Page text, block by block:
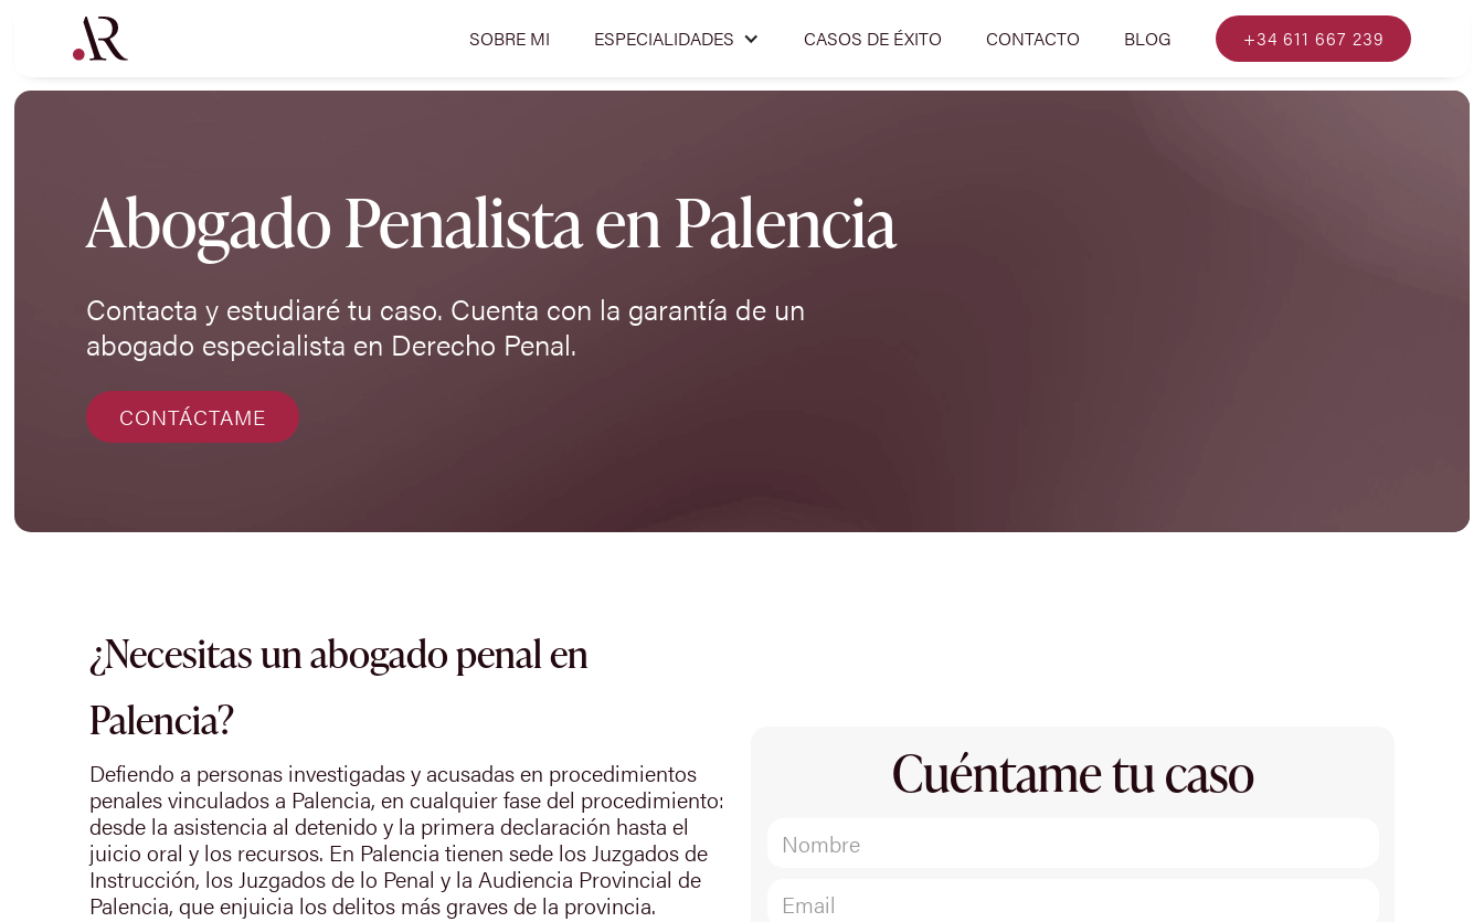
SOBRE MI ESPECIALIDADES CASOS DE ÉXITO CONTACTO BLOG +34 611 667 239
Abogado Penalista en Palencia
Contacta y estudiaré tu caso. Cuenta con la garantía de un
abogado especialista en Derecho Penal.
CONTÁCTAME
¿Necesitas un abogado penal en
Palencia?
Defiendo a personas investigadas y acusadas en procedimientos
penales vinculados a Palencia, en cualquier fase del procedimiento:
desde la asistencia al detenido y la primera declaración hasta el
juicio oral y los recursos. En Palencia tienen sede los Juzgados de
Instrucción, los Juzgados de lo Penal y la Audiencia Provincial de
Palencia, que enjuicia los delitos más graves de la provincia.
Cuéntame tu caso